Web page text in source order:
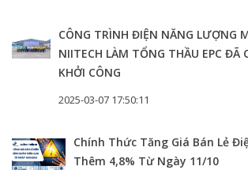
CÔNG TRÌNH ĐIỆN NĂNG LƯỢNG
NIITECH LÀM TỔNG THẦU EPC ĐÃ
KHỞI CÔNG
2025-03-07 17:50:11
Chính Thức Tăng Giá Bán Lẻ
Thêm 4,8% Từ Ngày 11/10